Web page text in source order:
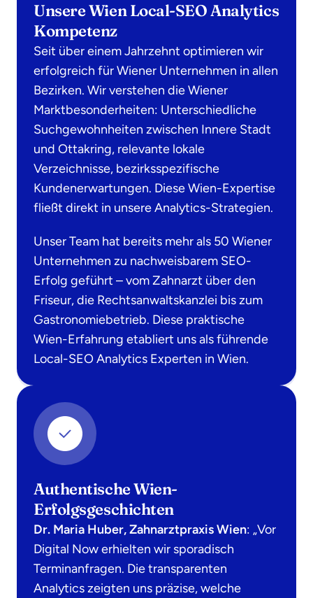
Unsere Wien Local-SEO Analytics
Kompetenz
Seit über einem Jahrzehnt optimieren wir
erfolgreich für Wiener Unternehmen in allen
Bezirken. Wir verstehen die Wiener
Marktbesonderheiten: Unterschiedliche
Suchgewohnheiten zwischen Innere Stadt
und Ottakring, relevante lokale
Verzeichnisse, bezirksspezifische
Kundenerwartungen. Diese Wien-Expertise
fließt direkt in unsere Analytics-Strategien.
Unser Team hat bereits mehr als 50 Wiener
Unternehmen zu nachweisbarem SEO-
Erfolg geführt – vom Zahnarzt über den
Friseur, die Rechtsanwaltskanzlei bis zum
Gastronomiebetrieb. Diese praktische
Wien-Erfahrung etabliert uns als führende
Local-SEO Analytics Experten in Wien.
Authentische Wien-
Erfolgsgeschichten
Dr. Maria Huber, Zahnarztpraxis Wien: „Vor
Digital Now erhielten wir sporadisch
Terminanfragen. Die transparenten
Analytics zeigten uns präzise, welche